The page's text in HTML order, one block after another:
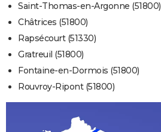
Saint-Thomas-en-Argonne (51800)
Châtrices (51800)
Rapsécourt (51330)
Gratreuil (51800)
Fontaine-en-Dormois (51800)
Rouvroy-Ripont (51800)